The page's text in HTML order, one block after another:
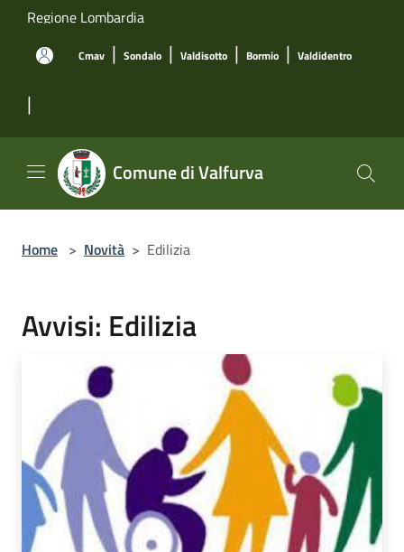
Salta al contenuto principale
Regione Lombardia
Cmav | Sondalo | Valdisotto | Bormio | Valdidentro
|
Comune di Valfurva
Home > Novità > Edilizia
Avvisi: Edilizia